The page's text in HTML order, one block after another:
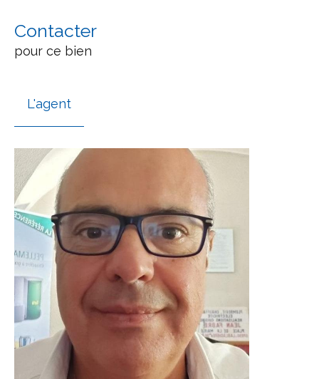
Contacter
pour ce bien
L'agent